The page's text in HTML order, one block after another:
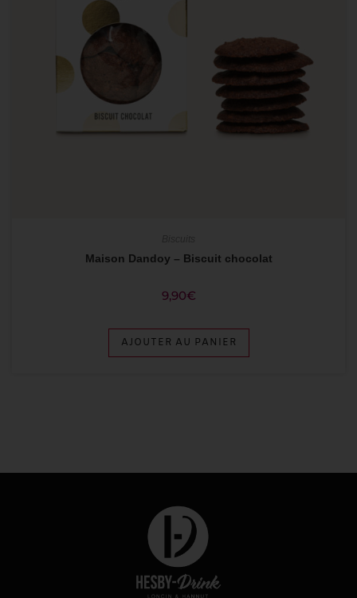
Maison Dandoy – Biscuit chocolat
9,90€
AJOUTER AU PANIER